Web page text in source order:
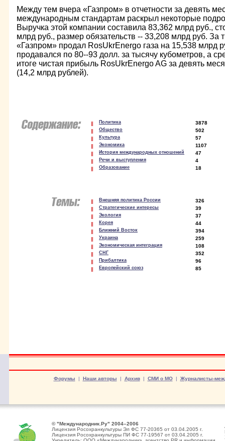
Между тем вчера «Газпром» в отчетности за девять
международным стандартам раскрыл некоторые
Выручка этой компании составила 83,362 млрд руб.,
млрд руб., размер обязательств -- 33,208 млрд руб. За
«Газпром» продал RosUkrEnergo газа на 15,538 млрд
продавался по 80--93 долл. за тысячу кубометров, а
итоге чистая прибыль RosUkrEnergo AG за девять
(14,2 млрд рублей).
Политика 3878
Общество 502
Культура 57
Экономика 1107
История международных отношений 47
Речи и выступления 4
Образование 18
Внешняя политика России 326
Стратегические интересы 39
Экология 37
Корея 44
Ближний Восток 394
Украина 259
Экономическая интеграция 108
СНГ 352
Прибалтика 96
Европейский союз 85
Форумы | Наши авторы | Архив| СМИ о МО| Журналисты-
© "Международник.Ру" 2004–2006
Лицензия Росохранкультуры Эл ФС 77-20365 от 03.04.2005 г.
Лицензия Росохранкультуры ПИ ФС 77-19567 от 03.04.2005 г.